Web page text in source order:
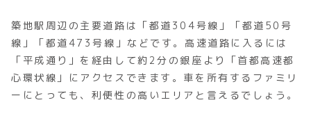
築地駅周辺の主要道路は「都道304号線」「都道50号
線」「都道473号線」などです。高速道路に入るには
「平成通り」を経由して約2分の銀座より「首都高速都
心環状線」にアクセスできます。車を所有するファミリ
ーにとっても、利便性の高いエリアと言えるでしょう。